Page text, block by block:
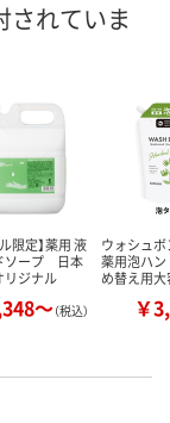
されていま
限定】薬用 液
ソープ 日本
ジナル
～（税込）
ウォシュ
薬用泡ハ
め替え用
￥